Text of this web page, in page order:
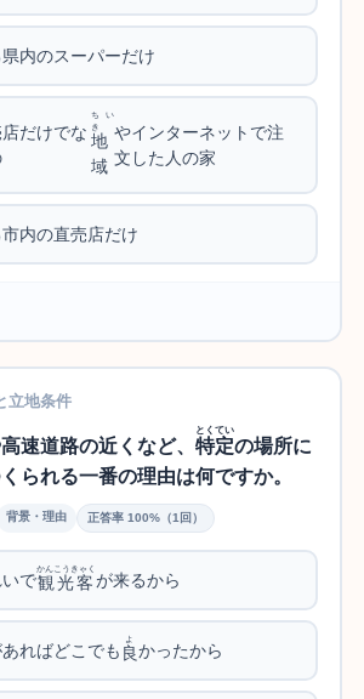
内のスーパーだけ
だけでな 地
域
ちい
き
やインターネットで注
文した人の家
内の直売店だけ
立地条件
速道路の近くなど、 特定
とくてい
の場所に
られる一番の理由は何ですか。
背景・理由 正答率 100%（1回）
で観光客
かんこうきゃく
が来るから
ればどこでも 良
よ
かったから